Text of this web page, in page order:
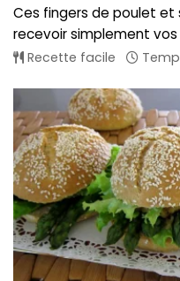
Ces fingers de poulet
recevoir simplement vos
Recette facile